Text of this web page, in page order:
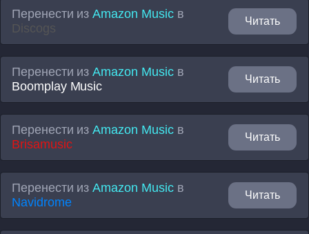
Перенести изAmazon Musicв
Discogs
Читать
Перенести изAmazon Musicв
Boomplay Music
Читать
Перенести изAmazon Musicв
Brisamusic
Читать
Перенести изAmazon Musicв
Navidrome
Читать